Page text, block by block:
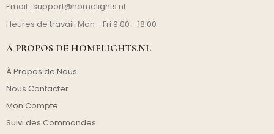
Email : support@homelights.nl
Heures de travail: Mon - Fri 9:00 - 18:00
À PROPOS DE HOMELIGHTS.NL
À Propos de Nous
Nous Contacter
Mon Compte
Suivi des Commandes